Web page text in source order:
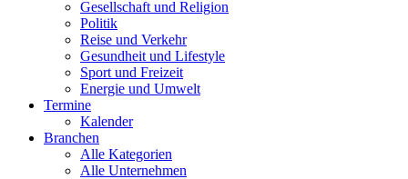
Gesellschaft und Religion
Politik
Reise und Verkehr
Gesundheit und Lifestyle
Sport und Freizeit
Energie und Umwelt
Termine
Kalender
Branchen
Alle Kategorien
Alle Unternehmen